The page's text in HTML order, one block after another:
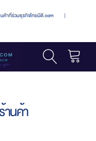
ค้าที่ร่วมธุรกิจไทยมีดี.com |
านค้า